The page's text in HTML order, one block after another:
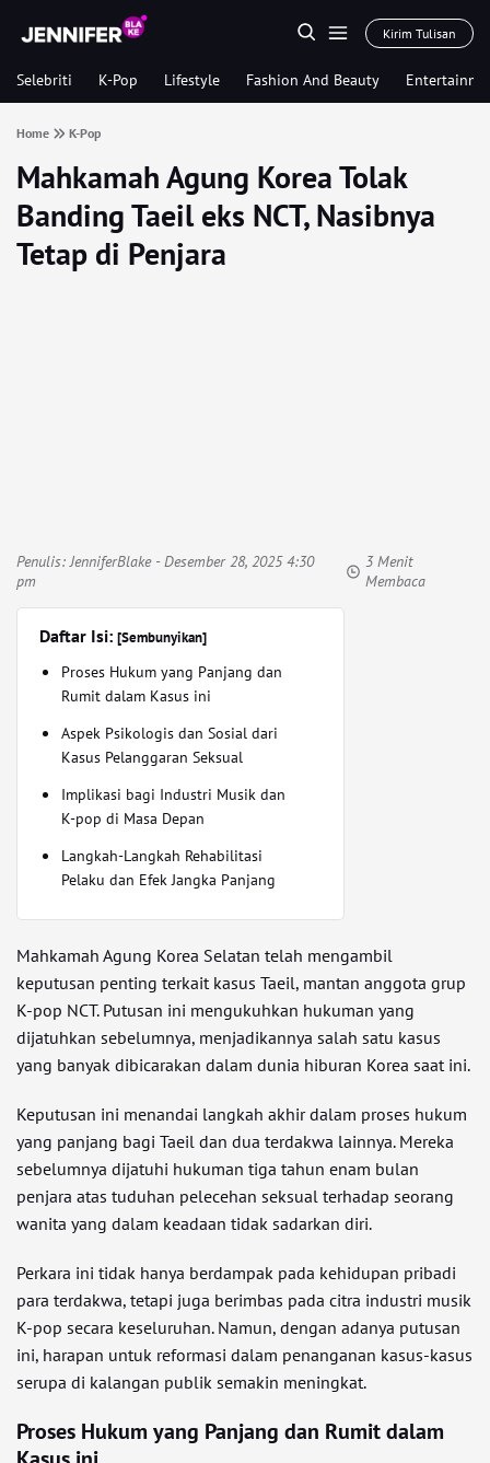
Kirim Tulisan
Selebriti K-Pop Lifestyle Fashion And Beauty
Home K-Pop
Mahkamah Agung Korea Tolak
Banding Taeil eks NCT, Nasibnya
Tetap di Penjara
Penulis:JenniferBlake- Desember 28, 2025 4:30
pm
3 Menit
Membaca
Daftar Isi: [Sembunyikan]
Proses Hukum yang Panjang dan
Rumit dalam Kasus ini
Aspek Psikologis dan Sosial dari
Kasus Pelanggaran Seksual
Implikasi bagi Industri Musik dan
K-pop di Masa Depan
Langkah-Langkah Rehabilitasi
Pelaku dan Efek Jangka Panjang
Mahkamah Agung Korea Selatan telah mengambil
keputusan penting terkait kasus Taeil, mantan anggota grup
K-pop NCT. Putusan ini mengukuhkan hukuman yang
dijatuhkan sebelumnya, menjadikannya salah satu kasus
yang banyak dibicarakan dalam dunia hiburan Korea saat ini.
Keputusan ini menandai langkah akhir dalam proses hukum
yang panjang bagi Taeil dan dua terdakwa lainnya. Mereka
sebelumnya dijatuhi hukuman tiga tahun enam bulan
penjara atas tuduhan pelecehan seksual terhadap seorang
wanita yang dalam keadaan tidak sadarkan diri.
Perkara ini tidak hanya berdampak pada kehidupan pribadi
para terdakwa, tetapi juga berimbas pada citra industri musik
K-pop secara keseluruhan. Namun, dengan adanya putusan
ini, harapan untuk reformasi dalam penanganan kasus-kasus
serupa di kalangan publik semakin meningkat.
Proses Hukum yang Panjang dan Rumit dalam